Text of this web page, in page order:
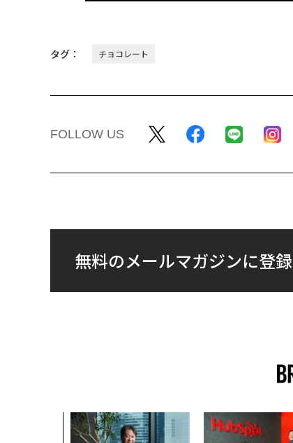
タグ： チョコレート
FOLLOW US
無料のメールマガジンに登録